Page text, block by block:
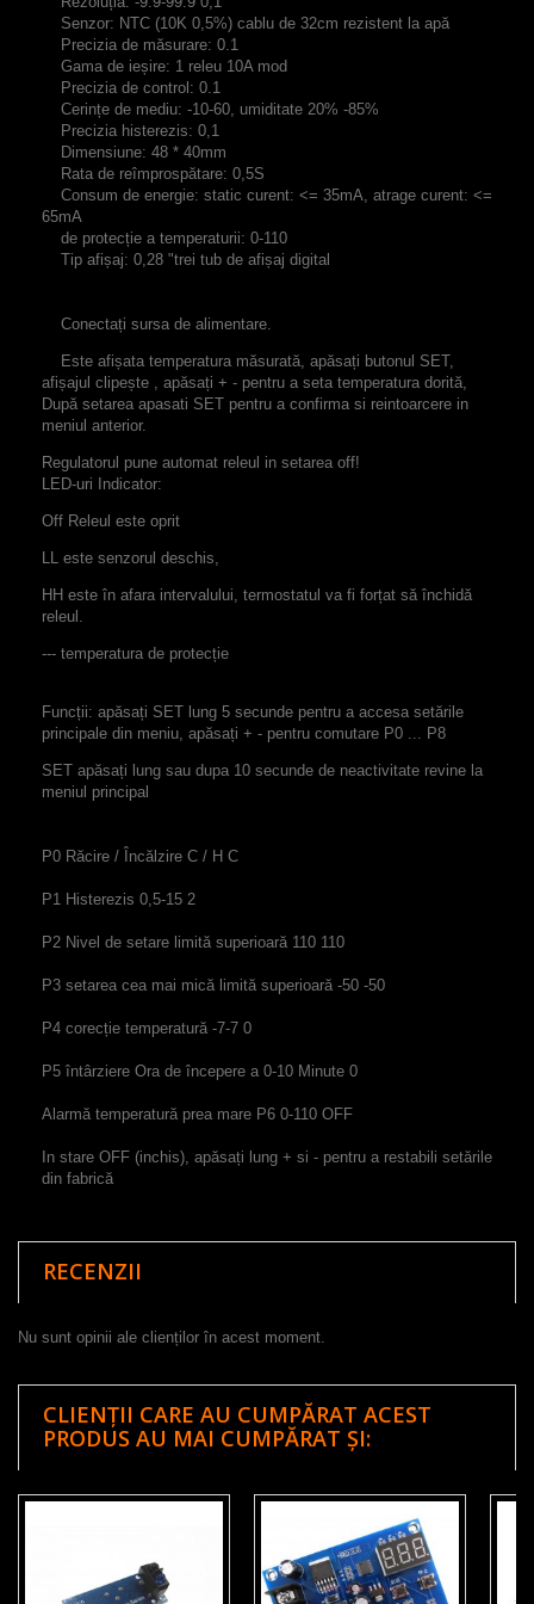
Senzor: NTC (10K 0,5%) cablu de 32cm rezistent la apă
Precizia de măsurare: 0.1
Gama de ieșire: 1 releu 10A mod
Precizia de control: 0.1
Cerințe de mediu: -10-60, umiditate 20% -85%
Precizia histerezis: 0,1
Dimensiune: 48 * 40mm
Rata de reîmprospătare: 0,5S
Consum de energie: static curent: <= 35mA, atrage curent: <=
65mA
de protecție a temperaturii: 0-110
Tip afișaj: 0,28 "trei tub de afișaj digital
Conectați sursa de alimentare.
Este afișata temperatura măsurată, apăsați butonul SET,
afișajul clipește , apăsați + - pentru a seta temperatura dorită,
După setarea apasati SET pentru a confirma si reintoarcere in
meniul anterior.
Regulatorul pune automat releul in setarea off!
LED-uri Indicator:
Off Releul este oprit
LL este senzorul deschis,
HH este în afara intervalului, termostatul va fi forțat să închidă
releul.
--- temperatura de protecție
Funcții: apăsați SET lung 5 secunde pentru a accesa setările
principale din meniu, apăsați + - pentru comutare P0 ... P8
SET apăsați lung sau dupa 10 secunde de neactivitate revine la
meniul principal
P0 Răcire / Încălzire C / H C
P1 Histerezis 0,5-15 2
P2 Nivel de setare limită superioară 110 110
P3 setarea cea mai mică limită superioară -50 -50
P4 corecție temperatură -7-7 0
P5 întârziere Ora de începere a 0-10 Minute 0
Alarmă temperatură prea mare P6 0-110 OFF
In stare OFF (inchis), apăsați lung + si - pentru a restabili setările
din fabrică
RECENZII
Nu sunt opinii ale clienților în acest moment.
CLIENȚII CARE AU CUMPĂRAT ACEST
PRODUS AU MAI CUMPĂRAT ȘI: